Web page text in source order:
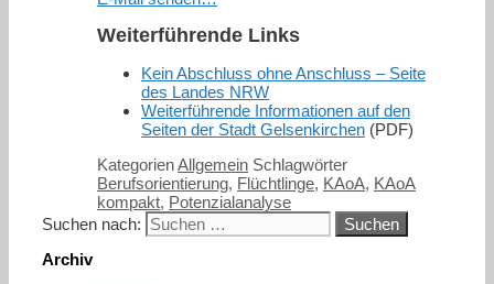
Weiterführende Links
Kein Abschluss ohne Anschluss – Seite
des Landes NRW
Weiterführende Informationen auf den
Seiten der Stadt Gelsenkirchen (PDF)
KategorienAllgemein Schlagwörter
Berufsorientierung, Flüchtlinge, KAoA, KAoA
kompakt, Potenzialanalyse
Suchen nach:
Archiv